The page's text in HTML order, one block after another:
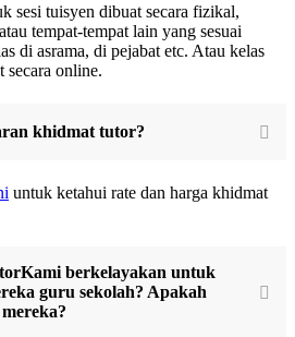
sesi tuisyen dibuat secara fizikal,
tempat-tempat lain yang sesuai
di asrama, di pejabat etc. Atau kelas
secara online.
khidmat tutor?
untuk ketahui rate dan harga khidmat
berkelayakan untuk
guru sekolah? Apakah